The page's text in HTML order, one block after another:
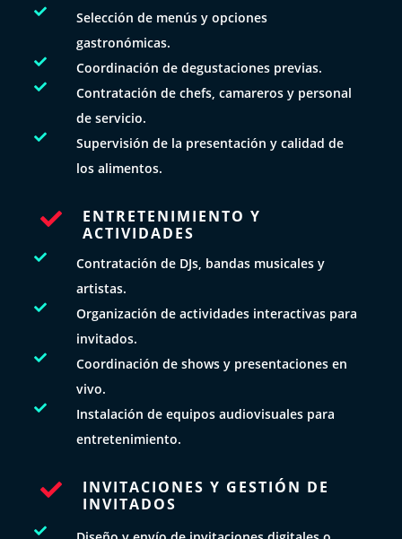

Selección de menús y opciones
gastronómicas.
 Coordinación de degustaciones previas.

Contratación de chefs, camareros y personal
de servicio.

Supervisión de la presentación y calidad de
los alimentos.

ENTRETENIMIENTO Y
ACTIVIDADES

Contratación de DJs, bandas musicales y
artistas.

Organización de actividades interactivas para
invitados.

Coordinación de shows y presentaciones en
vivo.

Instalación de equipos audiovisuales para
entretenimiento.

INVITACIONES Y GESTIÓN DE
INVITADOS
